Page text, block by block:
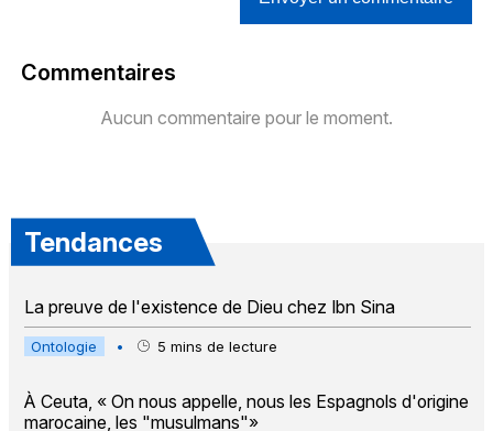
Commentaires
Aucun commentaire pour le moment.
Tendances
La preuve de l'existence de Dieu chez Ibn Sina
Ontologie • 5 mins de lecture
À Ceuta, « On nous appelle, nous les Espagnols d'origine
marocaine, les "musulmans"»